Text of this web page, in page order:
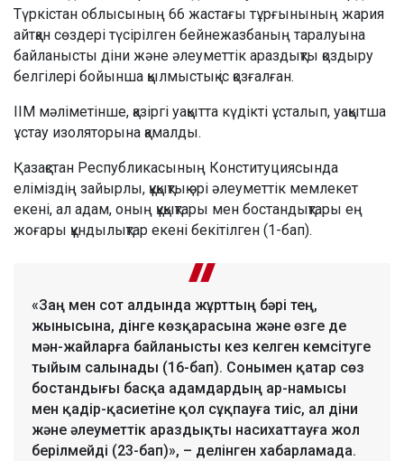
Түркістан облысының 66 жастағы тұрғынының жария
айтқан сөздері түсірілген бейнежазбаның таралуына
байланысты діни және әлеуметтік араздықты қоздыру
белгілері бойынша қылмыстық іс қозғалған.
ІІМ мәліметінше, қазіргі уақытта күдікті ұсталып, уақытша
ұстау изоляторына қамалды.
Қазақстан Республикасының Конституциясында
еліміздің зайырлы, құқықтық әрі әлеуметтік мемлекет
екені, ал адам, оның құқықтары мен бостандықтары ең
жоғары құндылықтар екені бекітілген (1-бап).
«Заң мен сот алдында жұрттың бәрі тең,
жынысына, дінге көзқарасына және өзге де
мән-жайларға байланысты кез келген кемсітуге
тыйым салынады (16-бап). Сонымен қатар сөз
бостандығы басқа адамдардың ар-намысы
мен қадір-қасиетіне қол сұқпауға тиіс, ал діни
және әлеуметтік араздықты насихаттауға жол
берілмейді (23-бап)», – делінген хабарламада.